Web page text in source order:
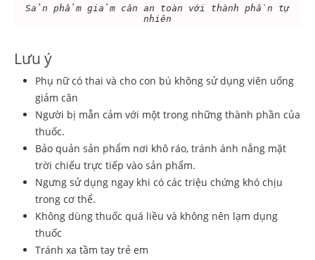
Sản phẩm giảm cân an toàn với thành phần tự
nhiên
Lưu ý
Phụ nữ có thai và cho con bú không sử dụng viên uống
giảm cân
Người bị mẫn cảm với một trong những thành phần của
thuốc.
Bảo quản sản phẩm nơi khô ráo, tránh ánh nắng mặt
trời chiếu trực tiếp vào sản phẩm.
Ngưng sử dụng ngay khi có các triệu chứng khó chịu
trong cơ thể.
Không dùng thuốc quá liều và không nên lạm dụng
thuốc
Tránh xa tầm tay trẻ em